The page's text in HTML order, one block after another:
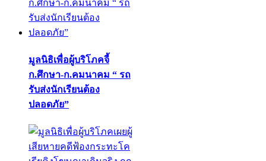
มูลนิธิเพื่อผู้บริโภคจี้
ก.ศึกษา-ก.คมนาคม “ รถ
รับส่งนักเรียนต้อง
ปลอดภัย”